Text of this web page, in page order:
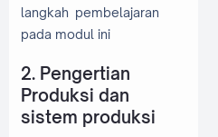
langkah pembelajaran
pada modul ini
2. Pengertian
Produksi dan
sistem produksi